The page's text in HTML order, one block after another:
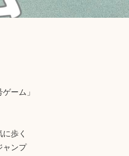
利用者の声
ーム」
歩く
ャンプ